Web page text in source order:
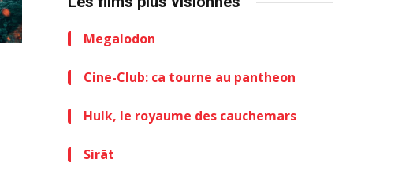
Megalodon
Cine-Club: ca tourne au pantheon
Hulk, le royaume des cauchemars
Sirāt